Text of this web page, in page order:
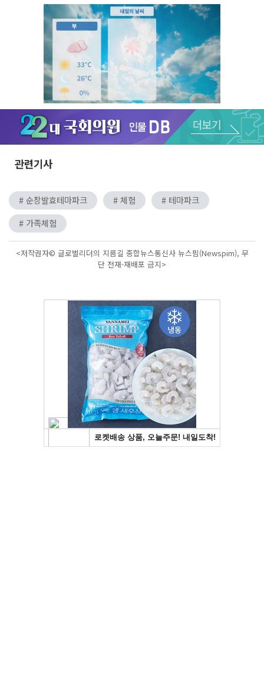
Unmute
관련기사
# 순창발효테마파크 # 체험
# 테마파크
# 가족체험
<저작권자© 글로벌리더의 지름길 종합뉴스통신사 뉴스핌(Newspim), 무
단 전재-재배포 금지>